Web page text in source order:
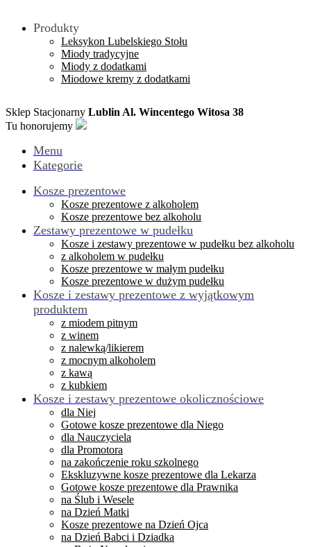
Produkty
Leksykon Lubelskiego Stołu
Miody tradycyjne
Miody z dodatkami
Miodowe kremy z dodatkami
Sklep Stacjonarny Lublin Al. Wincentego Witosa 38
Tu honorujemy
Menu
Kategorie
Kosze prezentowe
Kosze prezentowe z alkoholem
Kosze prezentowe bez alkoholu
Zestawy prezentowe w pudełku
Kosze i zestawy prezentowe w pudełku bez alkoholu
z alkoholem w pudełku
Kosze prezentowe w małym pudełku
Kosze prezentowe w dużym pudełku
Kosze i zestawy prezentowe z wyjątkowym
produktem
z miodem pitnym
z winem
z nalewką/likierem
z mocnym alkoholem
z kawą
z kubkiem
Kosze i zestawy prezentowe okolicznościowe
dla Niej
Gotowe kosze prezentowe dla Niego
dla Nauczyciela
dla Promotora
na zakończenie roku szkolnego
Ekskluzywne kosze prezentowe dla Lekarza
Gotowe kosze prezentowe dla Prawnika
na Ślub i Wesele
na Dzień Matki
Kosze prezentowe na Dzień Ojca
na Dzień Babci i Dziadka